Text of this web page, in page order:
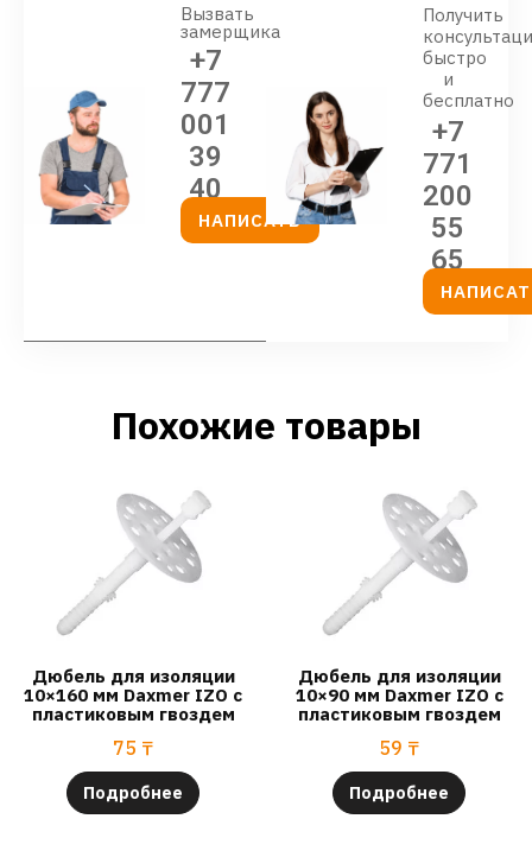
Вызвать
замерщика
+7
777
001
39
40
НАПИСАТЬ
Получить
быстро
и
бесплатно
+7
771
200
55
65
Похожие товары
Дюбель для изоляции
10×160 мм Daxmer IZO с
пластиковым гвоздем
75 ₸
Подробнее
Дюбель для изоляции
10×90 мм Daxmer IZO с
пластиковым гвоздем
59 ₸
Подробнее